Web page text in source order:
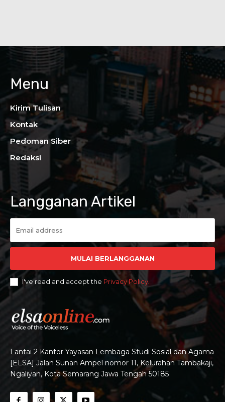
Lantai 2 Kantor Yayasan Lembaga Studi Sosial dan Agama
[ELSA] Jalan Sunan Ampel nomor 11, Kelurahan Tambakaji,
Ngaliyan, Kota Semarang Jawa Tengah 50185
Langganan Artikel
MULAI BERLANGGANAN
I've read and accept the Privacy Policy.
Menu
Kirim Tulisan
Kontak
Pedoman Siber
Redaksi